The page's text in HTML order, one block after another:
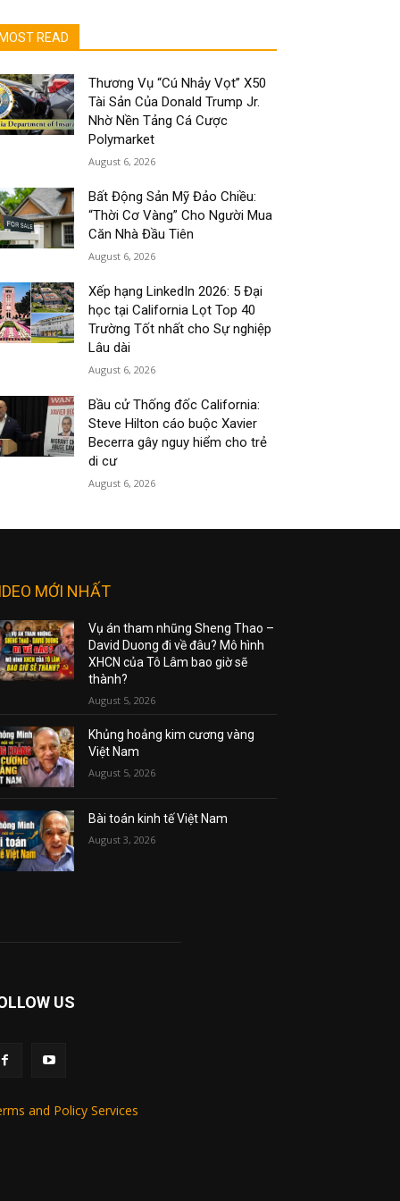
MOST READ
Thương Vụ “Cú Nhảy Vọt” X50
Tài Sản Của Donald Trump Jr.
Nhờ Nền Tảng Cá Cược
Polymarket
August 6, 2026
Bất Động Sản Mỹ Đảo Chiều:
“Thời Cơ Vàng” Cho Người Mua
Căn Nhà Đầu Tiên
August 6, 2026
Xếp hạng LinkedIn 2026: 5 Đại
học tại California Lọt Top 40
Trường Tốt nhất cho Sự nghiệp
Lâu dài
August 6, 2026
Bầu cử Thống đốc California:
Steve Hilton cáo buộc Xavier
Becerra gây nguy hiểm cho trẻ
di cư
August 6, 2026
MỚI NHẤT
Vụ án tham nhũng Sheng Thao –
David Duong đi về đâu? Mô hình
XHCN của Tô Lâm bao giờ sẽ
thành?
August 5, 2026
Khủng hoảng kim cương vàng
Việt Nam
August 5, 2026
Bài toán kinh tế Việt Nam
August 3, 2026
US
and Policy Services